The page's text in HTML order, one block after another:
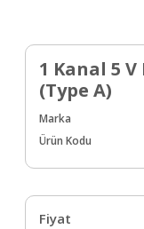
1 Kanal 5
(Type A)
Marka
Ürün Kodu
Fiyat